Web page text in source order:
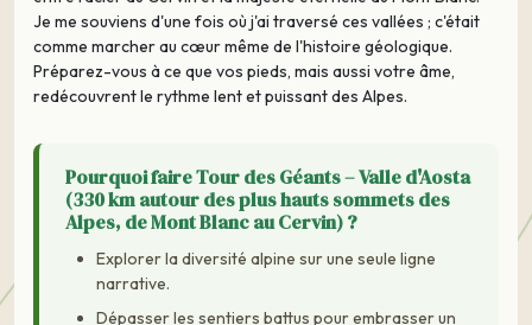
Je me souviens d'une fois où j'ai traversé ces vallées ; c'était
comme marcher au cœur même de l'histoire géologique.
Préparez-vous à ce que vos pieds, mais aussi votre âme,
redécouvrent le rythme lent et puissant des Alpes.
Pourquoi faire Tour des Géants – Valle d'Aosta
(330 km autour des plus hauts sommets des
Alpes, de Mont Blanc au Cervin) ?
Explorer la diversité alpine sur une seule ligne
narrative.
Dépasser les sentiers battus pour embrasser un